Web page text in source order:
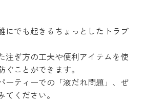
にでも起きるちょっとしたトラブ
注ぎ方の工夫や便利アイテムを使
ことができます。
ーティーでの「液だれ問題」、ぜ
ください。